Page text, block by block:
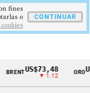
US$73,48
▼ 1.12
ORO
fines
o
CONTINUAR